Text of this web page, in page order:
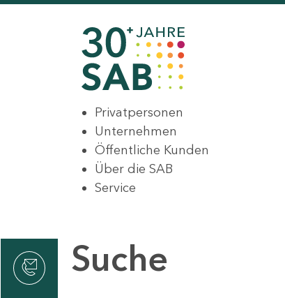
Privatpersonen
Unternehmen
Öffentliche Kunden
Über die SAB
Service
Suche